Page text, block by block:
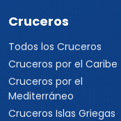
Cruceros
Todos los Cruceros
Cruceros por el Caribe
Cruceros por el
Mediterráneo
Cruceros Islas Griegas